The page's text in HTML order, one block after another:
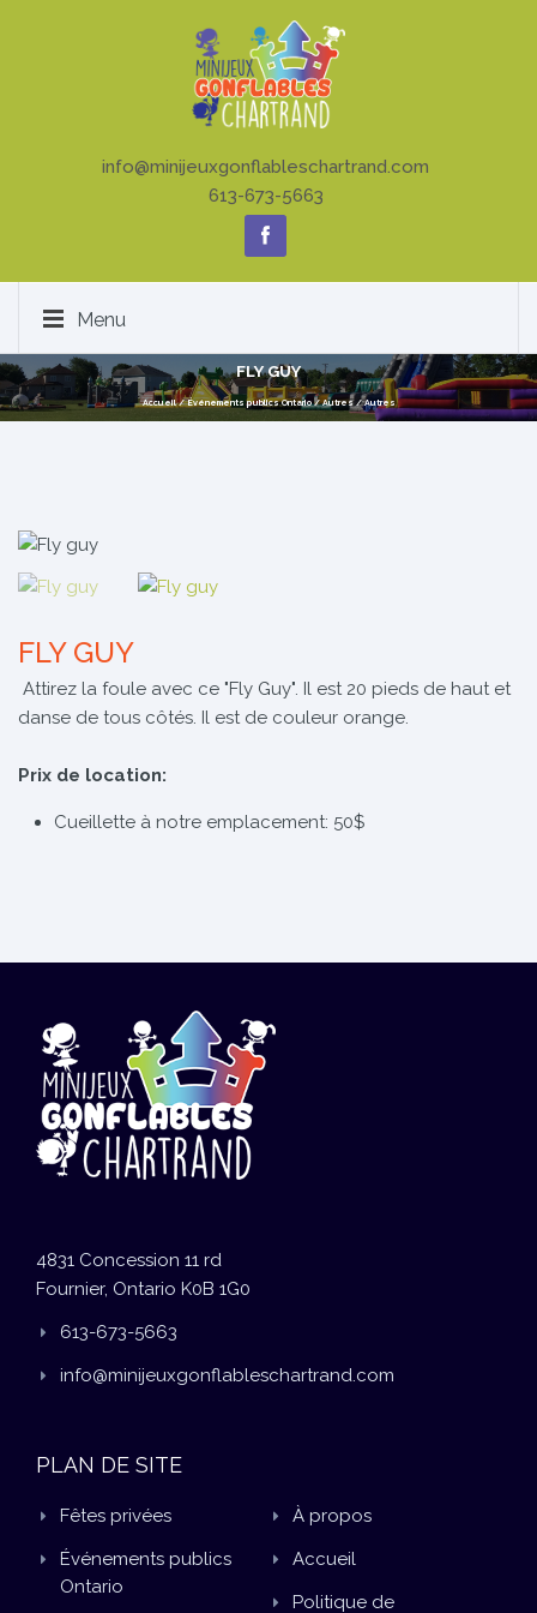
info@minijeuxgonflableschartrand.com
613-673-5663
Menu
FLY GUY
Accueil/Événements publics Ontario/Autres/Autres
FLY GUY
Attirez la foule avec ce "Fly Guy". Il est 20 pieds de haut et
danse de tous côtés. Il est de couleur orange.
Prix de location:
Cueillette à notre emplacement: 50$
4831 Concession 11 rd
Fournier, Ontario K0B 1G0
613-673-5663
info@minijeuxgonflableschartrand.com
PLAN DE SITE
Fêtes privées
Événements publics
Ontario
À propos
Accueil
Politique de